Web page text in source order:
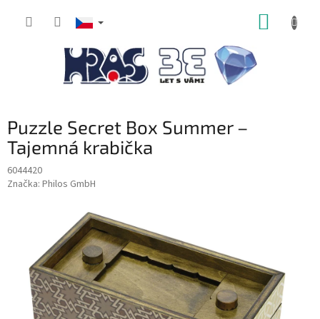
Puzzle Secret Box Summer –
Tajemná krabička
6044420
Značka: Philos GmbH